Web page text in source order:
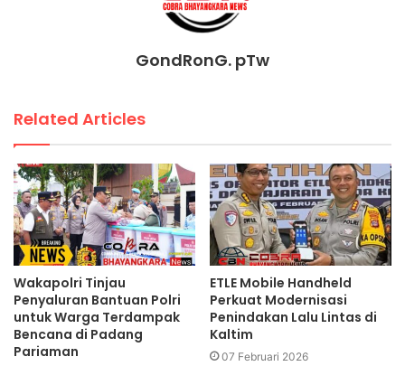
GondRonG. pTw
Related Articles
Wakapolri Tinjau
Penyaluran Bantuan Polri
untuk Warga Terdampak
Bencana di Padang
Pariaman
ETLE Mobile Handheld
Perkuat Modernisasi
Penindakan Lalu Lintas di
Kaltim
07 Februari 2026